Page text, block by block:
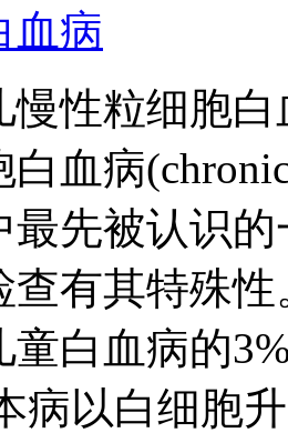
血病
慢性粒细胞白
血病
最先被认识
查有其特殊
童白血病的
病以白细胞